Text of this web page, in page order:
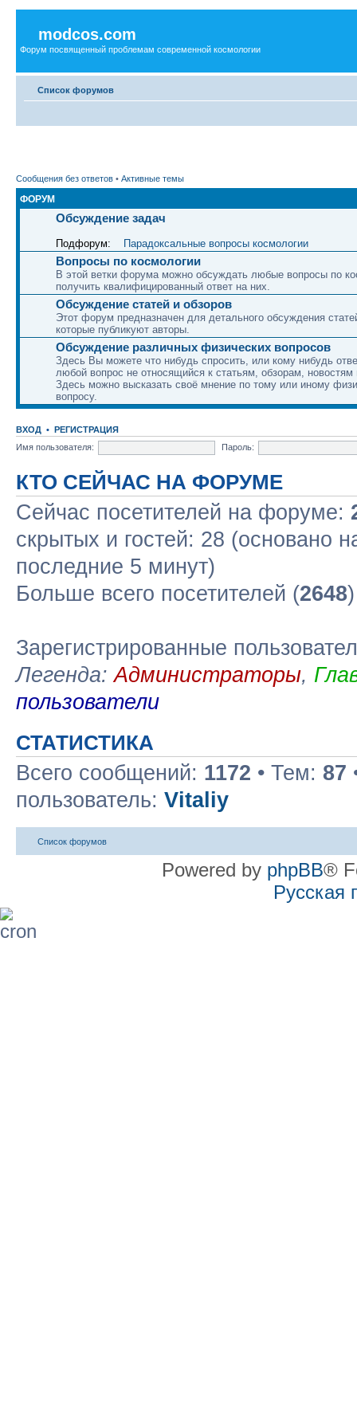
modcos.com
Форум посвященный проблемам современной космологии
Список форумов
Сообщения без ответов • Активные темы
ФОРУМ
Обсуждение задач
Подфорум: Парадоксальные вопросы космологии
Вопросы по космологии
В этой ветки форума можно обсуждать любые вопросы по
получить квалифицированный ответ на них.
Обсуждение статей и обзоров
Этот форум предназначен для детального обсуждения
которые публикуют авторы.
Обсуждение различных физических вопросов
Здесь Вы можете что нибудь спросить, или кому нибудь
любой вопрос не относящийся к статьям, обзорам, новостям
Здесь можно высказать своё мнение по тому или иному
вопросу.
ВХОД • РЕГИСТРАЦИЯ
Имя пользователя:
Пароль:
КТО СЕЙЧАС НА ФОРУМЕ
Сейчас посетителей на форуме:
скрытых и гостей: 28 (основано
последние 5 минут)
Больше всего посетителей (2648
Зарегистрированные
Легенда:Администраторы,
пользователи
СТАТИСТИКА
Всего сообщений: 1172 • Тем: 87
пользователь: Vitaliy
Список форумов
Powered by phpBB®
Русская